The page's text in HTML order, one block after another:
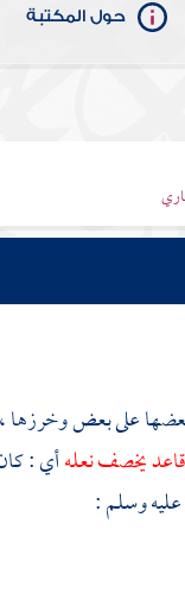
حول المكتبة
على بعض
يخصف نعلهأي :
وسلم :